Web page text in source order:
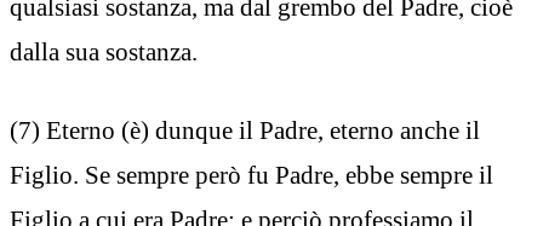
qualsiasi sostanza, ma dal grembo del Padre, cioè
dalla sua sostanza.
(7) Eterno (è) dunque il Padre, eterno anche il
Figlio. Se sempre però fu Padre, ebbe sempre il
Figlio a cui era Padre: e perciò professiamo il